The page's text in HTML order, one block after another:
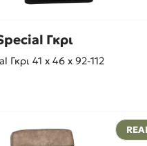
Γκρι
Γκρι 41 x 46 x 92-112